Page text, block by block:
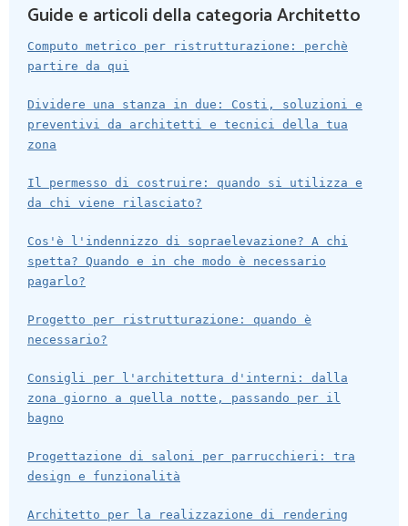
Guide e articoli della categoria Architetto
Computo metrico per ristrutturazione: perchè
partire da qui
Dividere una stanza in due: Costi, soluzioni e
preventivi da architetti e tecnici della tua
zona
Il permesso di costruire: quando si utilizza e
da chi viene rilasciato?
Cos'è l'indennizzo di sopraelevazione? A chi
spetta? Quando e in che modo è necessario
pagarlo?
Progetto per ristrutturazione: quando è
necessario?
Consigli per l'architettura d'interni: dalla
zona giorno a quella notte, passando per il
bagno
Progettazione di saloni per parrucchieri: tra
design e funzionalità
Architetto per la realizzazione di rendering